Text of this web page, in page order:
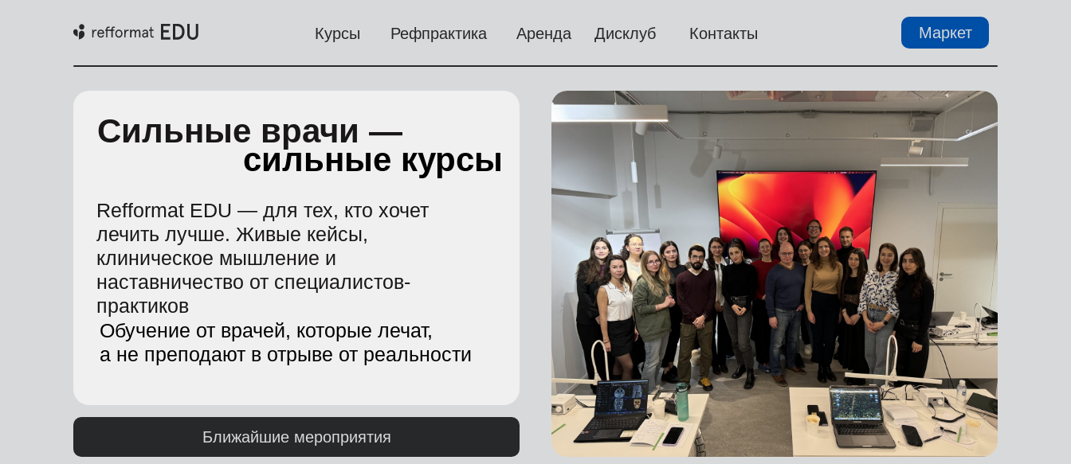
Курсы Рефпрактика ⁠Дисклуб
Аренда Контакты Маркет
Сильные врачи —
Refformat EDU — для тех, кто хочет
лечить лучше. Живые кейсы,
клиническое мышление и
наставничество от специалистов-
практиков
Ближайшие мероприятия
сильные курсы
Обучение от врачей, которые лечат,
а не преподают в отрыве от реальности